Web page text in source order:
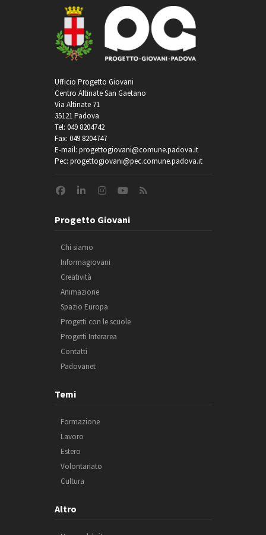
Ufficio Progetto Giovani
Centro Altinate San Gaetano
Via Altinate 71
35121 Padova
Tel: 049 8204742
Fax: 049 8204747
E-mail: progettogiovani@comune.padova.it
Pec: progettogiovani@pec.comune.padova.it
Progetto Giovani
Chi siamo
Informagiovani
Creatività
Animazione
Spazio Europa
Progetti con le scuole
Progetti Interarea
Contatti
Padovanet
Temi
Formazione
Lavoro
Estero
Volontariato
Cultura
Altro